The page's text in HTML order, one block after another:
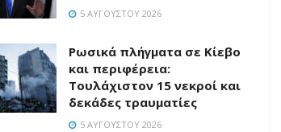
5 ΑΥΓΟΎΣΤΟΥ 2026
Ρωσικά πλήγματα σε Κίεβο
και περιφέρεια:
Τουλάχιστον 15 νεκροί και
δεκάδες τραυματίες
5 ΑΥΓΟΎΣΤΟΥ 2026